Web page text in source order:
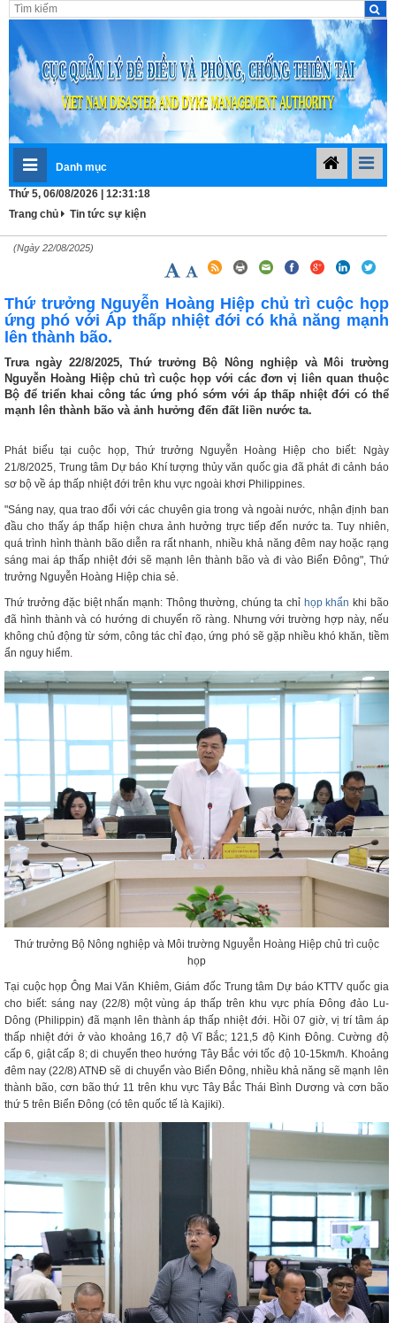
Danh mục
Thứ 5, 06/08/2026 | 12:31:19
Trang chủ
Tin tức sự kiện
(Ngày 22/08/2025)
Thứ trưởng Nguyễn Hoàng Hiệp chủ trì cuộc họp
ứng phó với Áp thấp nhiệt đới có khả năng mạnh
lên thành bão.
Trưa ngày 22/8/2025, Thứ trưởng Bộ Nông nghiệp và Môi trường
Nguyễn Hoàng Hiệp chủ trì cuộc họp với các đơn vị liên quan thuộc
Bộ để triển khai công tác ứng phó sớm với áp thấp nhiệt đới có thể
mạnh lên thành bão và ảnh hưởng đến đất liền nước ta.
Phát biểu tại cuộc họp, Thứ trưởng Nguyễn Hoàng Hiệp cho biết: Ngày
21/8/2025, Trung tâm Dự báo Khí tượng thủy văn quốc gia đã phát đi cảnh báo
sơ bộ về áp thấp nhiệt đới trên khu vực ngoài khơi Philippines.
"Sáng nay, qua trao đổi với các chuyên gia trong và ngoài nước, nhận định ban
đầu cho thấy áp thấp hiện chưa ảnh hưởng trực tiếp đến nước ta. Tuy nhiên,
quá trình hình thành bão diễn ra rất nhanh, nhiều khả năng đêm nay hoặc rạng
sáng mai áp thấp nhiệt đới sẽ mạnh lên thành bão và đi vào Biển Đông", Thứ
trưởng Nguyễn Hoàng Hiệp chia sẻ.
Thứ trưởng đặc biệt nhấn mạnh: Thông thường, chúng ta chỉ họp khẩn khi bão
đã hình thành và có hướng di chuyển rõ ràng. Nhưng với trường hợp này, nếu
không chủ động từ sớm, công tác chỉ đạo, ứng phó sẽ gặp nhiều khó khăn, tiềm
ẩn nguy hiểm.
Thứ trưởng Bộ Nông nghiệp và Môi trường Nguyễn Hoàng Hiệp chủ trì cuộc
họp
Tại cuộc họp Ông Mai Văn Khiêm, Giám đốc Trung tâm Dự báo KTTV quốc gia
cho biết: sáng nay (22/8) một vùng áp thấp trên khu vực phía Đông đảo Lu-
Dông (Philippin) đã mạnh lên thành áp thấp nhiệt đới. Hồi 07 giờ, vị trí tâm áp
thấp nhiệt đới ở vào khoảng 16,7 độ Vĩ Bắc; 121,5 độ Kinh Đông. Cường độ
cấp 6, giật cấp 8; di chuyển theo hướng Tây Bắc với tốc độ 10-15km/h. Khoảng
đêm nay (22/8) ATNĐ sẽ di chuyển vào Biển Đông, nhiều khả năng sẽ mạnh lên
thành bão, cơn bão thứ 11 trên khu vực Tây Bắc Thái Bình Dương và cơn bão
thứ 5 trên Biển Đông (có tên quốc tế là Kajiki).